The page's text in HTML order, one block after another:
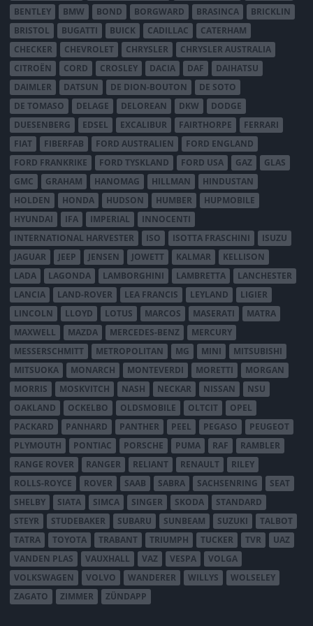
BENTLEY
BMW BOND BORGWARD BRASINCA
BRICKLIN
BRISTOL
BUGATTI BUICK CADILLAC
CATERHAM
CHECKER
CHEVROLET CHRYSLER
CHRYSLER AUSTRALIA
CITROËN
CORD CROSLEY DACIA DAF
DAIHATSU
DAIMLER
DATSUN DE DION-BOUTON
DE SOTO
DE TOMASO
DELAGE DELOREAN DKW
DODGE
DUESENBERG
EDSEL EXCALIBUR FAIRTHORPE
FERRARI
FIAT
FIBERFAB FORD AUSTRALIEN
FORD ENGLAND
FORD FRANKRIKE
FORD TYSKLAND FORD USA GAZ
GLAS
GMC
GRAHAM HANOMAG HILLMAN
HINDUSTAN
HOLDEN
HONDA HUDSON HUMBER
HUPMOBILE
HYUNDAI
IFA IMPERIAL
INNOCENTI
INTERNATIONAL HARVESTER
ISO ISOTTA FRASCHINI
ISUZU
JAGUAR
JEEP JENSEN JOWETT KALMAR
KELLISON
LADA
LAGONDA LAMBORGHINI LAMBRETTA
LANCHESTER
LANCIA
LAND-ROVER LEA FRANCIS LEYLAND
LIGIER
LINCOLN
LLOYD LOTUS MARCOS MASERATI
MATRA
MAXWELL
MAZDA MERCEDES-BENZ
MERCURY
MESSERSCHMITT
METROPOLITAN MG MINI
MITSUBISHI
MITSUOKA
MONARCH MONTEVERDI MORETTI
MORGAN
MORRIS
MOSKVITCH NASH NECKAR NISSAN
NSU
OAKLAND
OCKELBO OLDSMOBILE OLTCIT
OPEL
PACKARD
PANHARD PANTHER PEEL PEGASO
PEUGEOT
PLYMOUTH
PONTIAC PORSCHE PUMA RAF
RAMBLER
RANGE ROVER
RANGER RELIANT RENAULT
RILEY
ROLLS-ROYCE
ROVER SAAB SABRA SACHSENRING
SEAT
SHELBY
SIATA SIMCA SINGER SKODA
STANDARD
STEYR
STUDEBAKER SUBARU SUNBEAM SUZUKI
TALBOT
TATRA
TOYOTA TRABANT TRIUMPH TUCKER TVR
UAZ
VANDEN PLAS
VAUXHALL VAZ VESPA
VOLGA
VOLKSWAGEN
VOLVO WANDERER WILLYS
WOLSELEY
ZAGATO
ZIMMER ZÜNDAPP